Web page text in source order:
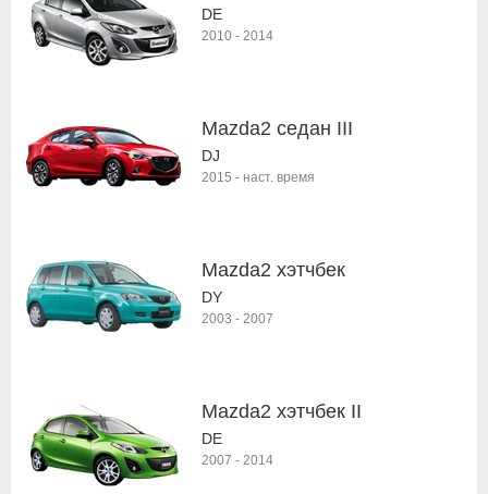
DE
2010 - 2014
Mazda2 седан III
DJ
2015 - наст. время
Mazda2 хэтчбек
DY
2003 - 2007
Mazda2 хэтчбек II
DE
2007 - 2014